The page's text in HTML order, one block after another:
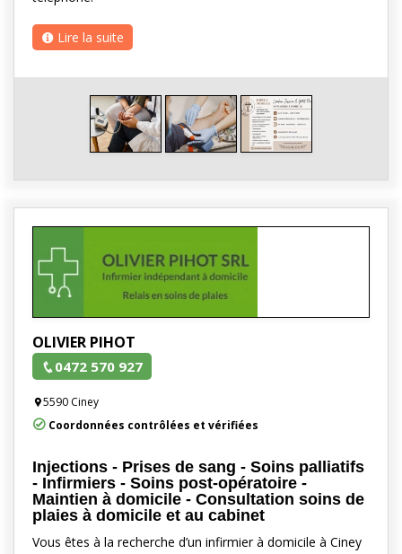
Lire la suite
OLIVIER PIHOT
0472 570 927
5590 Ciney
Coordonnées contrôlées et vérifiées
Injections - Prises de sang - Soins palliatifs
- Infirmiers - Soins post-opératoire -
Maintien à domicile - Consultation soins de
plaies à domicile et au cabinet
Vous êtes à la recherche d’un infirmier à domicile à Ciney